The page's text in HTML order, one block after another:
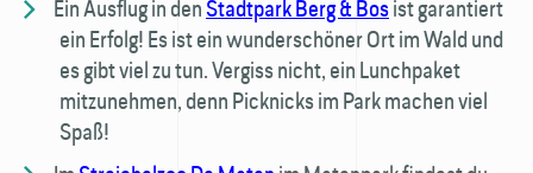
Ein Ausflug in denStadtpark Berg & Bosist garantiert
ein Erfolg! Es ist ein wunderschöner Ort im Wald und
es gibt viel zu tun. Vergiss nicht, ein Lunchpaket
mitzunehmen, denn Picknicks im Park machen viel
Spaß!